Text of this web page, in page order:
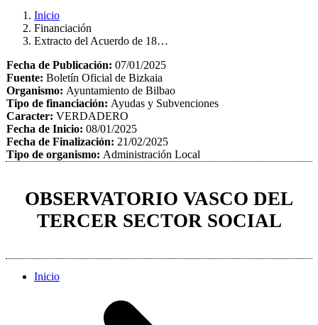
Inicio
Financiación
Extracto del Acuerdo de 18…
Fecha de Publicación: 07/01/2025
Fuente: Boletín Oficial de Bizkaia
Organismo: Ayuntamiento de Bilbao
Tipo de financiación: Ayudas y Subvenciones
Caracter: VERDADERO
Fecha de Inicio: 08/01/2025
Fecha de Finalización: 21/02/2025
Tipo de organismo: Administración Local
OBSERVATORIO VASCO DEL
TERCER SECTOR SOCIAL
Inicio